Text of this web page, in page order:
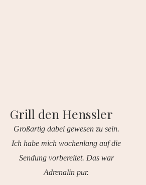
Grill den Henssler
Großartig dabei gewesen zu sein.
Ich habe mich wochenlang auf die
Sendung vorbereitet. Das war
Adrenalin pur.